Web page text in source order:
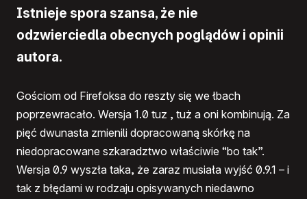
Istnieje spora szansa, że nie
odzwierciedla obecnych poglądów i opinii
autora.
Gościom od Firefoksa do reszty się we łbach
poprzewracało. Wersja 1.0 tuz , tuż a oni kombinują. Za
pięć dwunasta zmienili dopracowaną skórkę na
niedopracowane szkaradztwo właściwie “bo tak”.
Wersja 0.9 wyszła taka, że zaraz musiała wyjść 0.9.1 – i
tak z błędami w rodzaju opisywanych niedawno